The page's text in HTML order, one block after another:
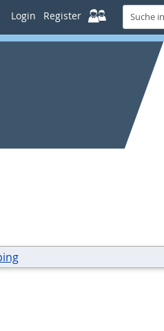
Login Register
Suche
in
KUPS